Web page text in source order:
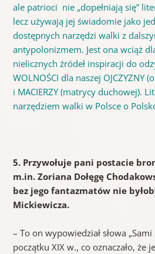
ale patrioci nie „dopełniają się”
lecz używają jej świadomie jako
dostępnych narzędzi walki z
antypolonizmem. Jest ona wciąż
nielicznych źródeł inspiracji do
WOLNOŚCI dla naszej OJCZYZNY
i MACIERZY (matrycy duchowej).
narzędziem walki w Polsce o
5. Przywołuje pani postacie
m.in. Zoriana Dołęgę
bez jego fantazmatów nie
Mickiewicza.
– To on wypowiedział słowa
początku XIX w., co oznaczało, że